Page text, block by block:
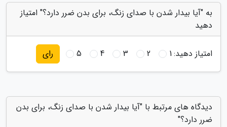
به "آیا بیدار شدن با صدای زنگ، برای بدن ضرر دارد؟" امتیاز
دهید
امتیاز دهید:1
2
3
4
5 رای
دیدگاه های مرتبط با "آیا بیدار شدن با صدای زنگ، برای بدن
ضرر دارد؟"